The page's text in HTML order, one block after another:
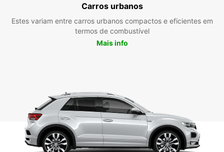
Carros urbanos
Estes variam entre carros urbanos compactos e eficientes em
termos de combustível
Mais info